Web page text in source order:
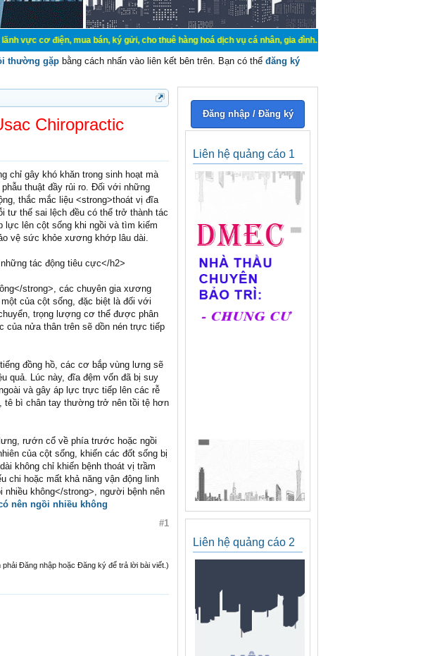
mua bán, ký gửi, cho thuê hàng hoá dịch vụ cá nhân, gia đình. Mua bán, ký gửi, cho thuê thiết bị hệ
thường gặp bằng cách nhấn vào liên kết bên trên. Bạn có thể đăng ký
Chiropractic
chỉ gây khó khăn trong sinh hoạt mà
thuật đầy rủi ro. Đối với những
thắc mắc liệu <strong>thoát vị đĩa
tư thế sai lệch đều có thể trở thành tác
lực lên cột sống khi ngồi và tìm kiếm
vệ sức khỏe xương khớp lâu dài.
tác động tiêu cực</h2>
strong>, các chuyên gia xương
của cột sống, đặc biệt là đối với
trọng lượng cơ thể được phân
của nửa thân trên sẽ dồn nén trực tiếp
đồng hồ, các cơ bắp vùng lưng sẽ
quả. Lúc này, đĩa đệm vốn đã bị suy
và gây áp lực trực tiếp lên các rễ
tê bì chân tay thường trở nên tồi tệ hơn
rướn cổ về phía trước hoặc ngồi
của cột sống, khiến các đốt sống bị
không chỉ khiến bệnh thoát vị trầm
chi hoặc mất khả năng vận động linh
nhiều không</strong>, người bệnh nên
nên ngồi nhiều không
#1
phải Đăng nhập hoặc Đăng ký để trả lời bài viết.)
Đăng nhập / Đăng ký
Liên hệ quảng cáo 1
Liên hệ quảng cáo 2